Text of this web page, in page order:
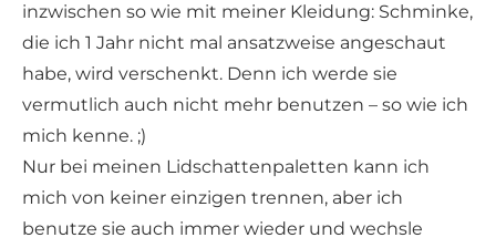
inzwischen so wie mit meiner Kleidung: Schminke,
die ich 1 Jahr nicht mal ansatzweise angeschaut
habe, wird verschenkt. Denn ich werde sie
vermutlich auch nicht mehr benutzen – so wie ich
mich kenne. ;)
Nur bei meinen Lidschattenpaletten kann ich
mich von keiner einzigen trennen, aber ich
benutze sie auch immer wieder und wechsle